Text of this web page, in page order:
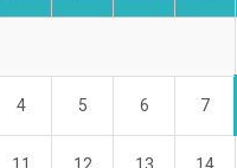
4 5 6 7